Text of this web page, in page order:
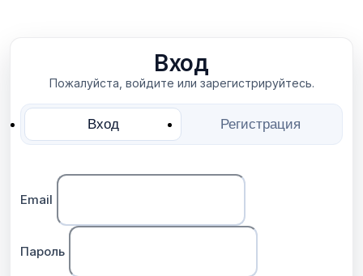
Вход
Пожалуйста, войдите или зарегистрируйтесь.
Вход Регистрация
Email
Пароль